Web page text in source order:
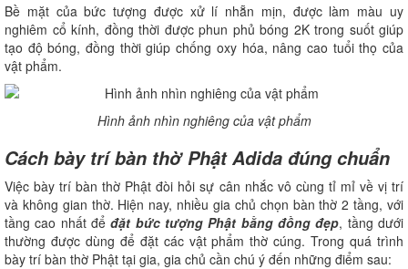
Bề mặt của bức tượng được xử lí nhẵn mịn, được làm màu uy
nghiêm cổ kính, đồng thời được phun phủ bóng 2K trong suốt giúp
tạo độ bóng, đồng thời giúp chống oxy hóa, nâng cao tuổi thọ của
vật phẩm.
Hình ảnh nhìn nghiêng của vật phẩm
Cách bày trí bàn thờ Phật Adida đúng chuẩn
Việc bày trí bàn thờ Phật đòi hỏi sự cân nhắc vô cùng tỉ mỉ về vị trí
và không gian thờ. Hiện nay, nhiều gia chủ chọn bàn thờ 2 tầng, với
tầng cao nhất đểđặt bức tượng Phật bằng đồng đẹp, tầng dưới
thường được dùng để đặt các vật phẩm thờ cúng. Trong quá trình
bày trí bàn thờ Phật tại gia, gia chủ cần chú ý đến những điểm sau: